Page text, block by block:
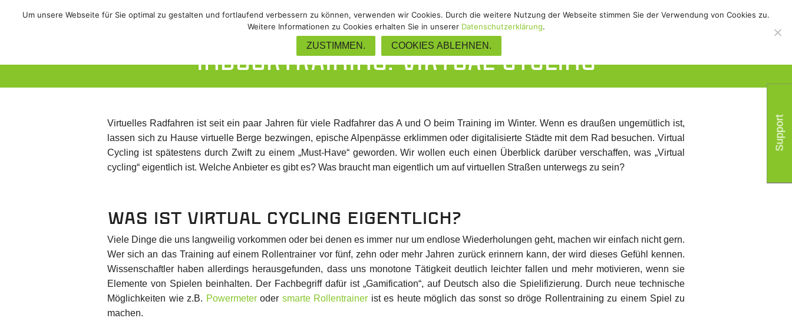
Sale! / Rennrad / MTB / Gravel / Track / Upgrades / Zubehör / Support /
Indoortraining: Virtual Cycling
Virtuelles Radfahren ist seit ein paar Jahren für viele Radfahrer das A und O beim Training im Winter. Wenn es draußen ungemütlich ist,
lassen sich zu Hause virtuelle Berge bezwingen, epische Alpenpässe erklimmen oder digitalisierte Städte mit dem Rad besuchen. Virtual
Cycling ist spätestens durch Zwift zu einem „Must-Have“ geworden. Wir wollen euch einen Überblick darüber verschaffen, was „Virtual
cycling“ eigentlich ist. Welche Anbieter es gibt es? Was braucht man eigentlich um auf virtuellen Straßen unterwegs zu sein?
Was ist Virtual Cycling eigentlich?
Viele Dinge die uns langweilig vorkommen oder bei denen es immer nur um endlose Wiederholungen geht, machen wir einfach nicht gern.
Wer sich an das Training auf einem Rollentrainer vor fünf, zehn oder mehr Jahren zurück erinnern kann, der wird dieses Gefühl kennen.
Wissenschaftler haben allerdings herausgefunden, dass uns monotone Tätigkeit deutlich leichter fallen und mehr motivieren, wenn sie
Elemente von Spielen beinhalten. Der Fachbegriff dafür ist „Gamification“, auf Deutsch also die Spielifizierung. Durch neue technische
Möglichkeiten wie z.B. Powermeteroder smarte Rollentrainer ist es heute möglich das sonst so dröge Rollentraining zu einem Spiel zu
machen.
Support
Um unsere Webseite für Sie optimal zu gestalten und fortlaufend verbessern zu können, verwenden wir Cookies. Durch die weitere Nutzung der Webseite stimmen Sie der Verwendung von Cookies zu.
Weitere Informationen zu Cookies erhalten Sie in unserer Datenschutzerklärung.
ZUSTIMMEN. COOKIES ABLEHNEN.